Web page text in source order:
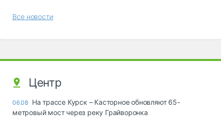
Все новости
Центр
06.08 На трассе Курск – Касторное обновляют 65-
метровый мост через реку Грайворонка